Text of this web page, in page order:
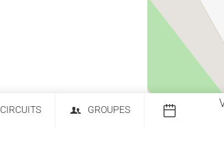
CIRCUITS GROUPES